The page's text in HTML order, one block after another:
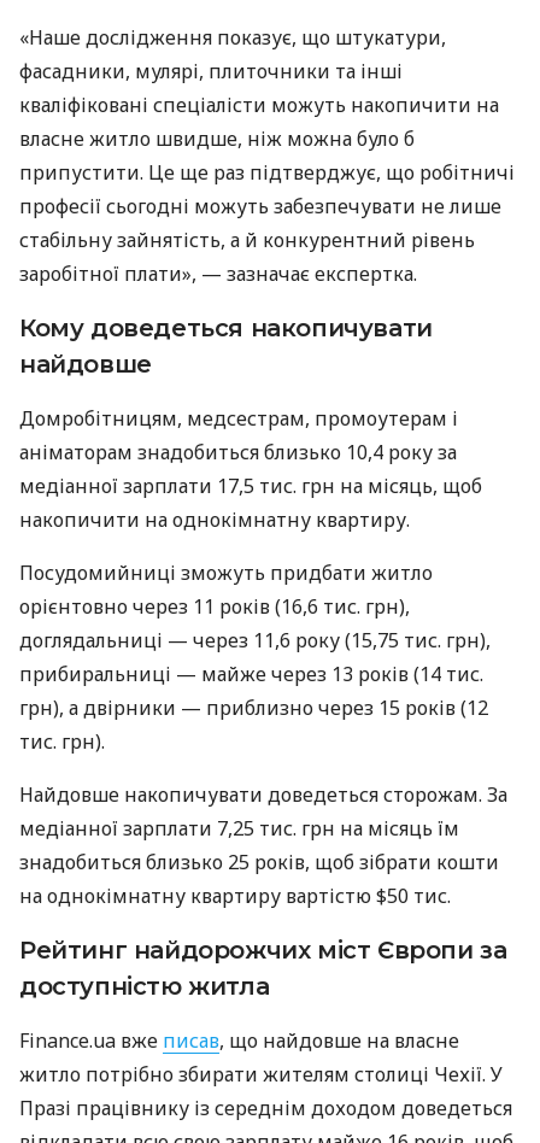
«Наше дослідження показує, що штукатури,
фасадники, мулярі, плиточники та інші
кваліфіковані спеціалісти можуть накопичити на
власне житло швидше, ніж можна було б
припустити. Це ще раз підтверджує, що робітничі
професії сьогодні можуть забезпечувати не лише
стабільну зайнятість, а й конкурентний рівень
заробітної плати», — зазначає експертка.
Кому доведеться накопичувати
найдовше
Домробітницям, медсестрам, промоутерам і
аніматорам знадобиться близько 10,4 року за
медіанної зарплати 17,5 тис. грн на місяць, щоб
накопичити на однокімнатну квартиру.
Посудомийниці зможуть придбати житло
орієнтовно через 11 років (16,6 тис. грн),
доглядальниці — через 11,6 року (15,75 тис. грн),
прибиральниці — майже через 13 років (14 тис.
грн), а двірники — приблизно через 15 років (12
тис. грн).
Найдовше накопичувати доведеться сторожам. За
медіанної зарплати 7,25 тис. грн на місяць їм
знадобиться близько 25 років, щоб зібрати кошти
на однокімнатну квартиру вартістю $50 тис.
Рейтинг найдорожчих міст Європи за
доступністю житла
Finance.ua вже писав, що найдовше на власне
житло потрібно збирати жителям столиці Чехії. У
Празі працівнику із середнім доходом доведеться